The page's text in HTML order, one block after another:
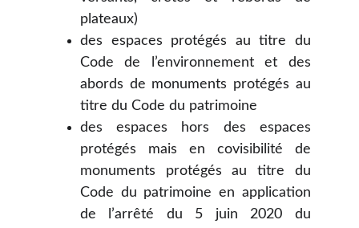
plateaux)
des espaces protégés au titre du
Code de l’environnement et des
abords de monuments protégés au
titre du Code du patrimoine
des espaces hors des espaces
protégés mais en covisibilité de
monuments protégés au titre du
Code du patrimoine en application
de l’arrêté du 5 juin 2020 du